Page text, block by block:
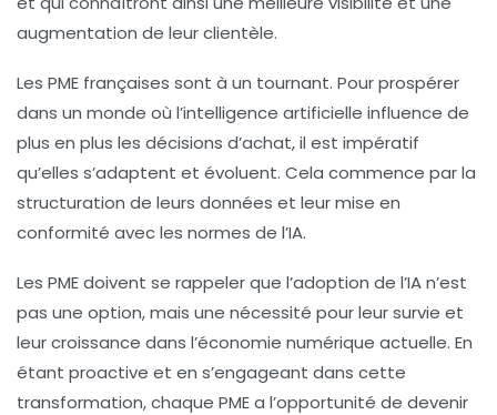
augmentation de leur clientèle.
Les PME françaises sont à un tournant. Pour prospérer
dans un monde où l’intelligence artificielle influence de
plus en plus les décisions d’achat, il est impératif
qu’elles s’adaptent et évoluent. Cela commence par la
structuration de leurs données et leur mise en
conformité avec les normes de l’IA.
Les PMEdoivent se rappeler que l’adoption de l’IA n’est
pas une option, mais une nécessité pour leur survie et
leur croissance dans l’économie numérique actuelle. En
étant proactive et en s’engageant dans cette
transformation, chaque PME a l’opportunité de devenir